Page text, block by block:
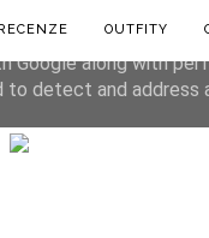
OUTFITY
cookies from Google
Google along with
to detect and address